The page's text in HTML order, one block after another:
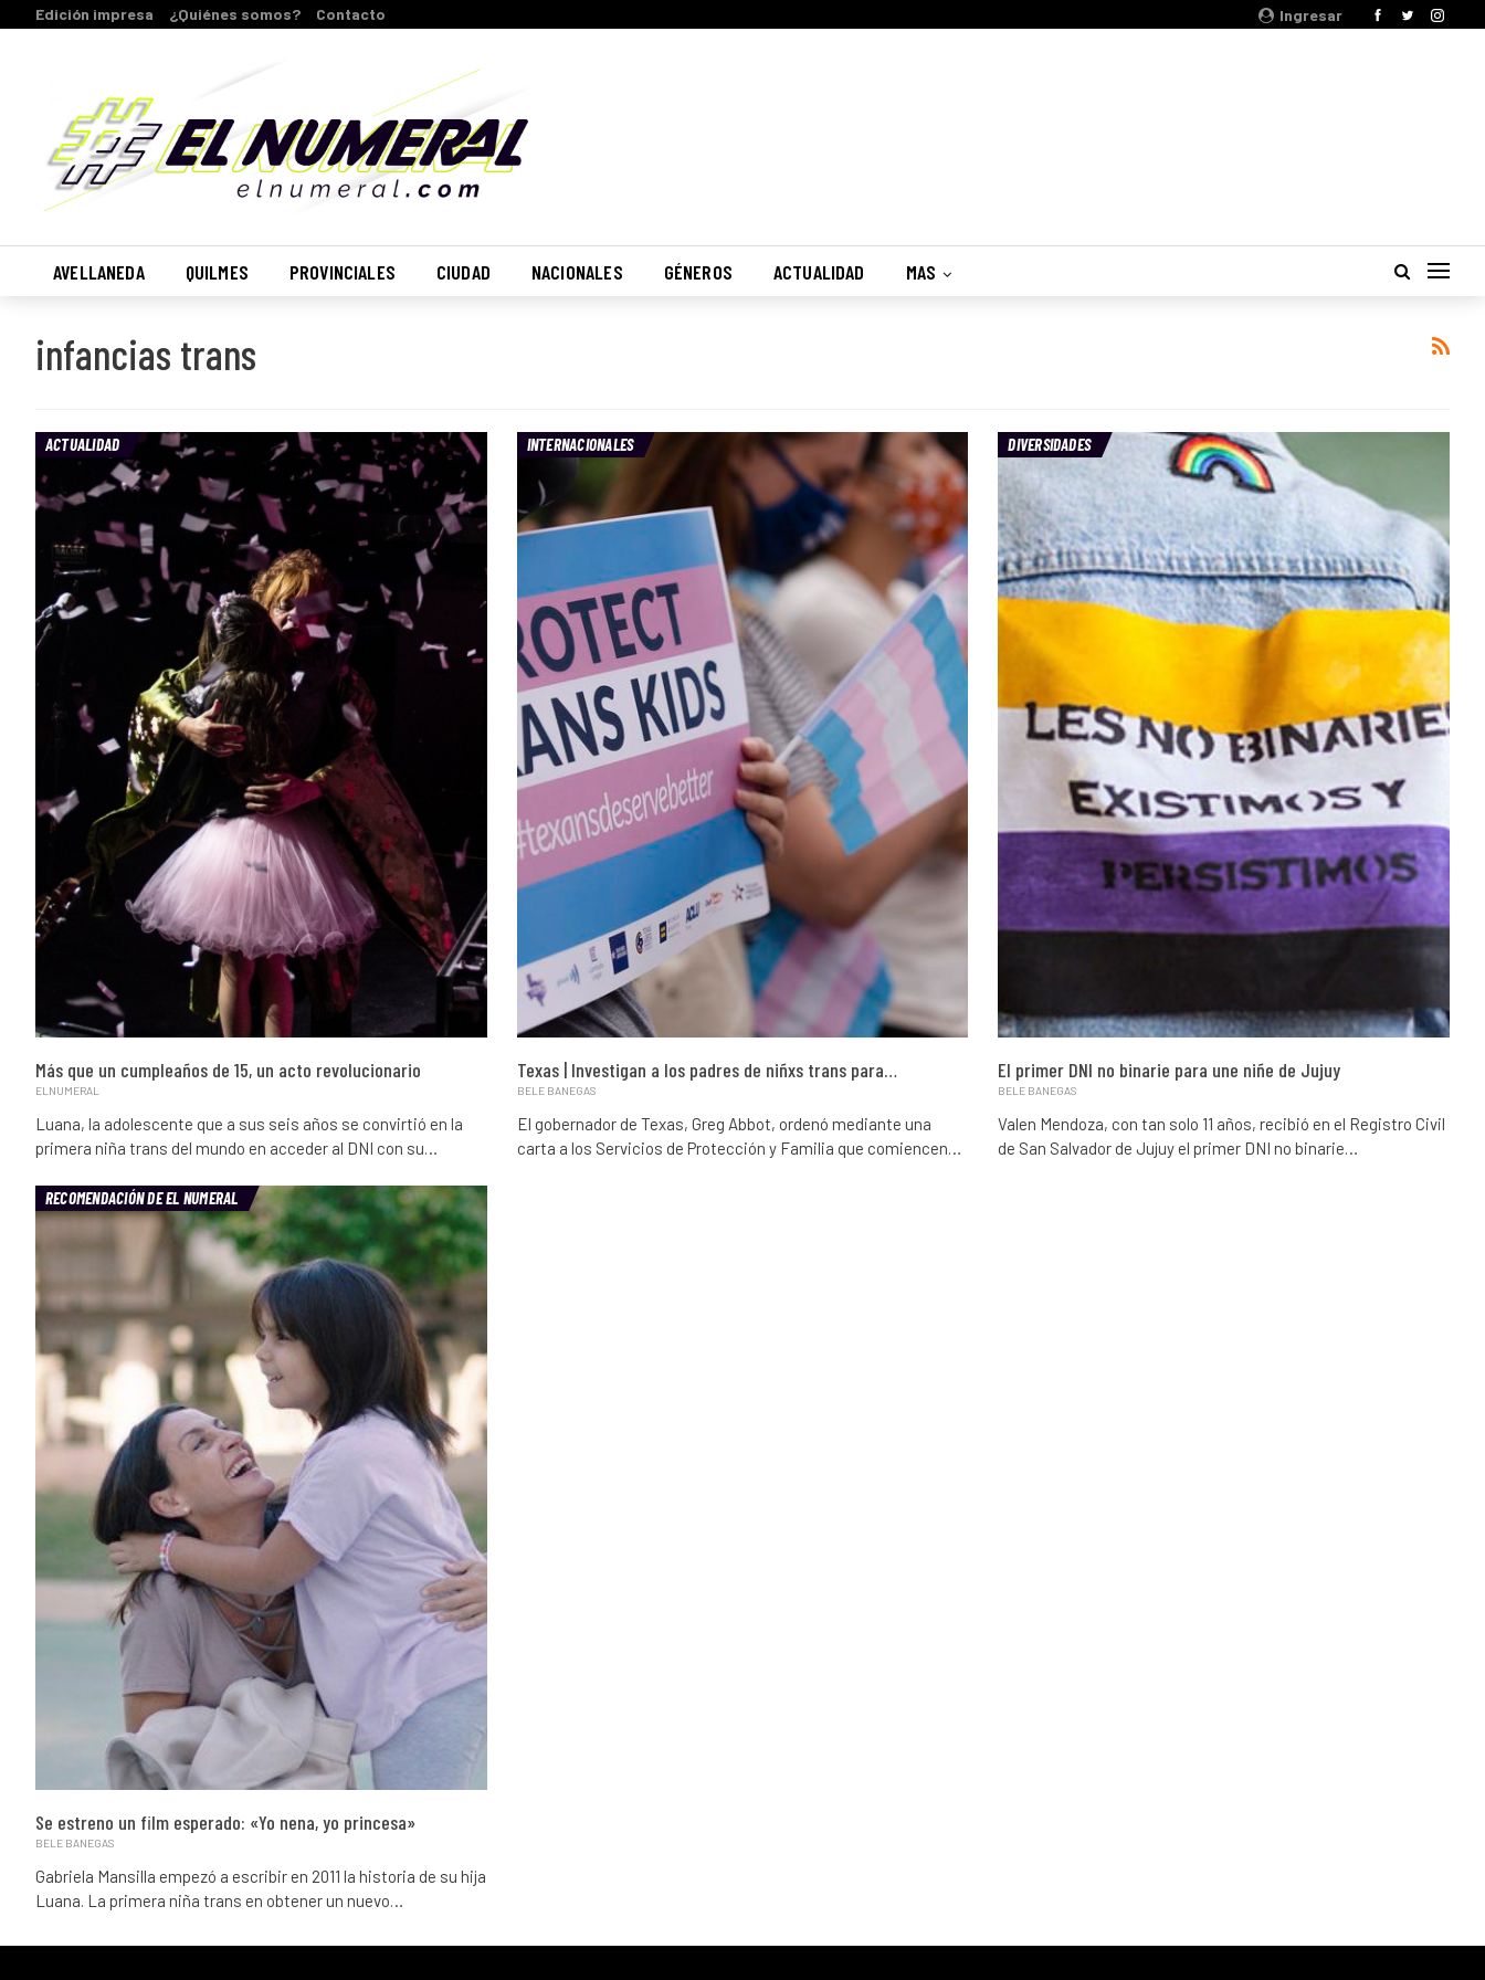
Ingresar
Edición impresa ¿Quiénes somos? Contacto
AVELLANEDA QUILMES PROVINCIALES CIUDAD NACIONALES GÉNEROS ACTUALIDAD MAS
infancias trans
ACTUALIDAD
Más que un cumpleaños de 15, un acto revolucionario
ELNUMERAL
Luana, la adolescente que a sus seis años se convirtió en la
primera niña trans del mundo en acceder al DNI con su…
INTERNACIONALES
Texas | Investigan a los padres de niñxs trans para…
BELE BANEGAS
El gobernador de Texas, Greg Abbot, ordenó mediante una
carta a los Servicios de Protección y Familia que comiencen…
DIVERSIDADES
El primer DNI no binarie para une niñe de Jujuy
BELE BANEGAS
Valen Mendoza, con tan solo 11 años, recibió en el Registro Civil
de San Salvador de Jujuy el primer DNI no binarie…
RECOMENDACIÓN DE EL NUMERAL
Se estreno un film esperado: «Yo nena, yo princesa»
BELE BANEGAS
Gabriela Mansilla empezó a escribir en 2011 la historia de su hija
Luana. La primera niña trans en obtener un nuevo…